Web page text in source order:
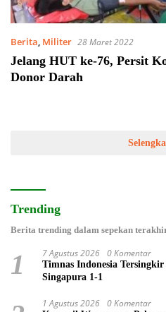
Berita, Militer 28 Maret 2022
Jelang HUT ke-76, Persit Kodim Klungkung Gelar
Donor Darah
Trending
Berita trending dalam sepekan
1 7 Agustus 2026 0 Komentar
Timnas Indonesia
Singapura 1-1
1 Agustus 2026 0 Komentar